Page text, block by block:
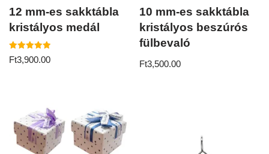
12 mm-es sakktábla
kristályos medál
Értékelés:
5.00
Ft3,900.00
10 mm-es sakktábla
kristályos beszúrós
fülbevaló
Ft3,500.00